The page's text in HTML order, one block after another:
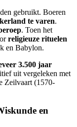
gebruikt. Boeren
te varen.
. Toen het
religieuze rituelen
en Babylon.
3.500 jaar
uit vergeleken met
Zeilvaart (1570-
en